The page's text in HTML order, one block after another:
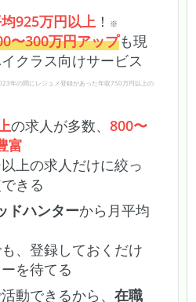
925万円以上 ！ ※
〜300万円アップも現
クラス向けサービス
年の間にレジュメ登録があった年収750万円以上の
の求人が多数、800〜
富
上の求人だけに絞っ
きる
ドハンターから月平均
、登録しておくだけ
を待てる
動できるから、在職